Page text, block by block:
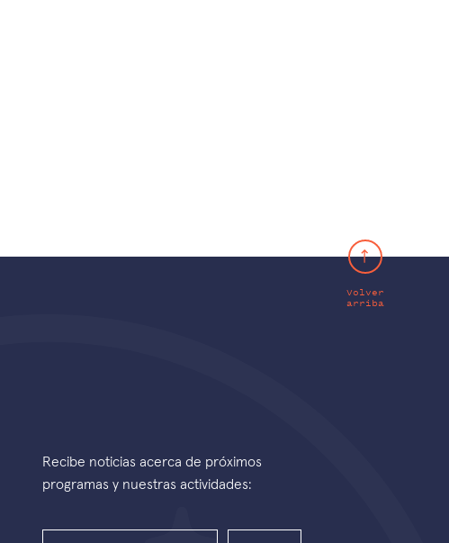
Volver
arriba
Recibe noticias acerca de próximos
programas y nuestras actividades: